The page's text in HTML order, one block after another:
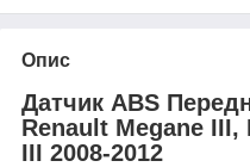
Опис
Датчик ABS
Renault Megane
III 2008-2012